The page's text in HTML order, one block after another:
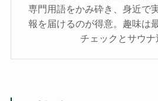
専門用語をかみ砕き、⾝近で
報を届けるのが得意。趣味は
チェックとサウナ